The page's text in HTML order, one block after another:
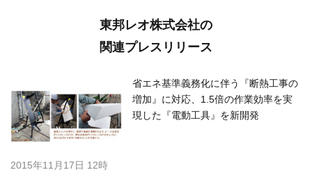
東邦レオ株式会社の
関連プレスリリース
省エネ基準義務化に伴う『断熱工事の
増加』に対応、1.5倍の作業効率を実
現した『電動工具』を新開発
2015年11月17日 12時